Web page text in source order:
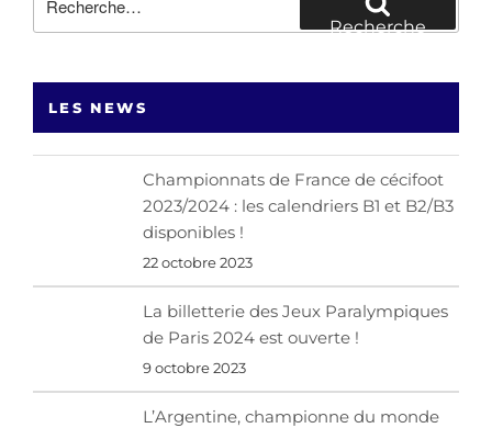
pour
Recherche
LES NEWS
Championnats de France de cécifoot
2023/2024 : les calendriers B1 et B2/B3
disponibles !
22 octobre 2023
La billetterie des Jeux Paralympiques
de Paris 2024 est ouverte !
9 octobre 2023
L’Argentine, championne du monde